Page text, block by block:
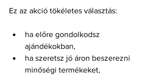
Ez az akció tökéletes választás:
ha előre gondolkodsz
ajándékokban,
ha szeretsz jó áron beszerezni
minőségi termékeket,